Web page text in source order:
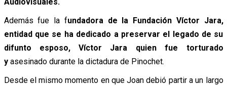
Además fue la fundadora de la Fundación Víctor Jara,
entidad que se ha dedicado a preservar el legado de su
difunto esposo, Víctor Jara quien fue torturado
y asesinado durante la dictadura de Pinochet.
Desde el mismo momento en que Joan debió partir a un largo